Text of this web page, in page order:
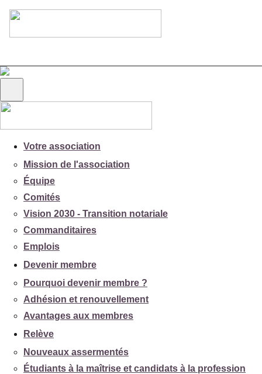
Votre association
Mission de l'association
Équipe
Comités
Vision 2030 - Transition notariale
Commanditaires
Emplois
Devenir membre
Pourquoi devenir membre ?
Adhésion et renouvellement
Avantages aux membres
Relève
Nouveaux assermentés
Étudiants à la maîtrise et candidats à la profession